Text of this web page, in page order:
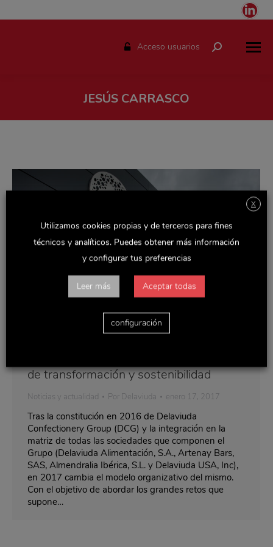
Acceso usuarios Buscar:
JESÚS CARRASCO
de transformación y sostenibilidad
Noticias y actualidad Por Delaviuda enero 17, 2017
Tras la constitución en 2016 de Delaviuda
Confectionery Group (DCG) y la integración en la
matriz de todas las sociedades que componen el
Grupo (Delaviuda Alimentación, S.A., Artenay Bars,
SAS, Almendralia Ibérica, S.L. y Delaviuda USA, Inc),
en 2017 cambia el modelo organizativo del mismo.
Con el objetivo de abordar los grandes retos que
supone…
X
Utilizamos cookies propias y de terceros para fines
técnicos y analíticos. Puedes obtener más información
y configurar tus preferencias
Leer más Aceptar todas
configuración